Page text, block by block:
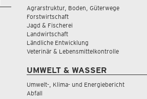
Agrarstruktur, Boden, Güterwege
Forstwirtschaft
Jagd & Fischerei
Landwirtschaft
Ländliche Entwicklung
Veterinär & Lebensmittelkontrolle
UMWELT & WASSER
Umwelt-, Klima- und Energiebericht
Abfall